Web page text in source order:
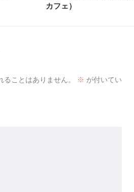
カフェ）
ことはありません。 ※ が付いてい